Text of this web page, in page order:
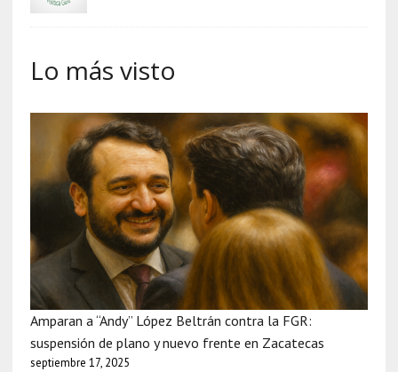
Lo más visto
Amparan a “Andy” López Beltrán contra la FGR:
suspensión de plano y nuevo frente en Zacatecas
septiembre 17, 2025